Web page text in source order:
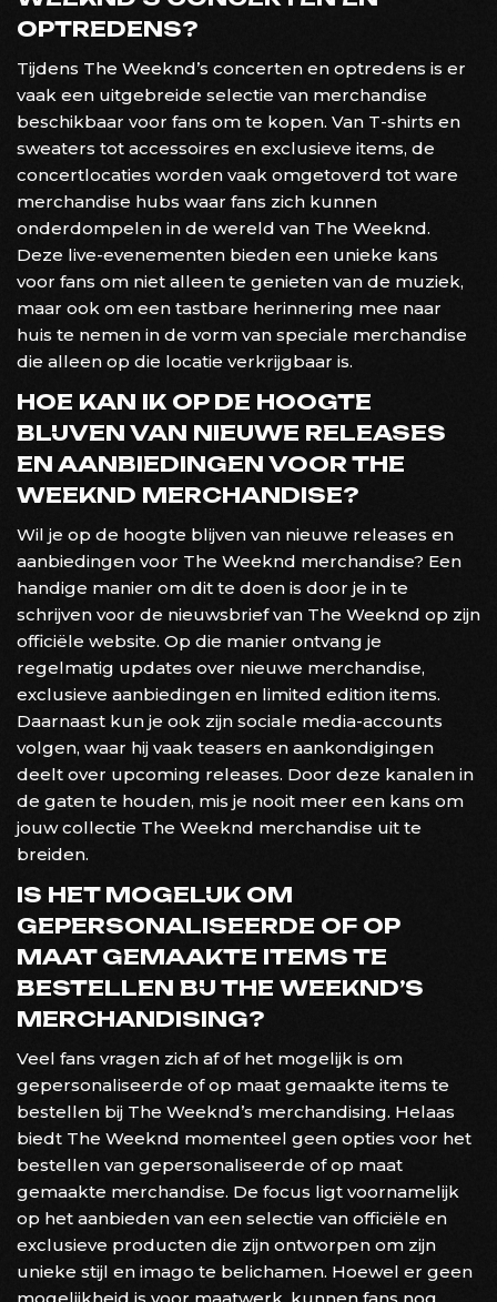
OPTREDENS?
Tijdens The Weeknd’s concerten en optredens is er
vaak een uitgebreide selectie van merchandise
beschikbaar voor fans om te kopen. Van T-shirts en
sweaters tot accessoires en exclusieve items, de
concertlocaties worden vaak omgetoverd tot ware
merchandise hubs waar fans zich kunnen
onderdompelen in de wereld van The Weeknd.
Deze live-evenementen bieden een unieke kans
voor fans om niet alleen te genieten van de muziek,
maar ook om een tastbare herinnering mee naar
huis te nemen in de vorm van speciale merchandise
die alleen op die locatie verkrijgbaar is.
HOE KAN IK OP DE HOOGTE
BLIJVEN VAN NIEUWE RELEASES
EN AANBIEDINGEN VOOR THE
WEEKND MERCHANDISE?
Wil je op de hoogte blijven van nieuwe releases en
aanbiedingen voor The Weeknd merchandise? Een
handige manier om dit te doen is door je in te
schrijven voor de nieuwsbrief van The Weeknd op zijn
officiële website. Op die manier ontvang je
regelmatig updates over nieuwe merchandise,
exclusieve aanbiedingen en limited edition items.
Daarnaast kun je ook zijn sociale media-accounts
volgen, waar hij vaak teasers en aankondigingen
deelt over upcoming releases. Door deze kanalen in
de gaten te houden, mis je nooit meer een kans om
jouw collectie The Weeknd merchandise uit te
breiden.
IS HET MOGELIJK OM
GEPERSONALISEERDE OF OP
MAAT GEMAAKTE ITEMS TE
BESTELLEN BIJ THE WEEKND’S
MERCHANDISING?
Veel fans vragen zich af of het mogelijk is om
gepersonaliseerde of op maat gemaakte items te
bestellen bij The Weeknd’s merchandising. Helaas
biedt The Weeknd momenteel geen opties voor het
bestellen van gepersonaliseerde of op maat
gemaakte merchandise. De focus ligt voornamelijk
op het aanbieden van een selectie van officiële en
exclusieve producten die zijn ontworpen om zijn
unieke stijl en imago te belichamen. Hoewel er geen
mogelijkheid is voor maatwerk, kunnen fans nog